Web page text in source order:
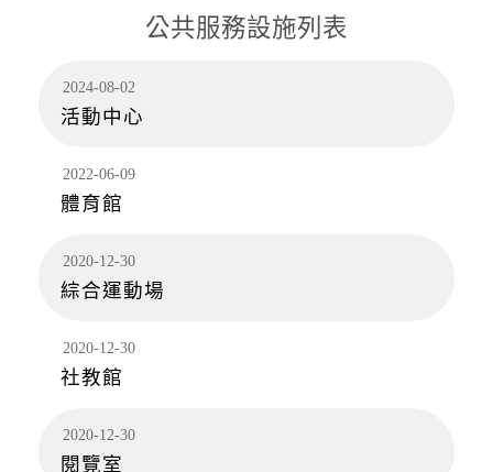
2026-08-08, 17:05│中央氣象署
第13號颱風及其外圍環流影響，易有短延時強降
區有局部豪雨或大豪雨，北海岸、臺北市山區、
新北市山區、桃園市山區、臺中市...
2026-08-08, 18:00│交通部公路局
桃園市 復興區 台7線 47K+100~60K+396。受損
狀況/管制原因: 預警性封閉。
水門資訊
颱風來襲，預計於 115 年 8 月 8 日 17 時整執行
市轄橫移門、越堤道及堤外便道只出不進管制，
並於 18 時整執行橫移門、越堤道及堤外便道封
開放路邊停車
2026-08-08, 17:00│新北市政府
公共服務設施列表
2024-08-02
活動中心
2022-06-09
體育館
2020-12-30
綜合運動場
2020-12-30
社教館
2020-12-30
閱覽室